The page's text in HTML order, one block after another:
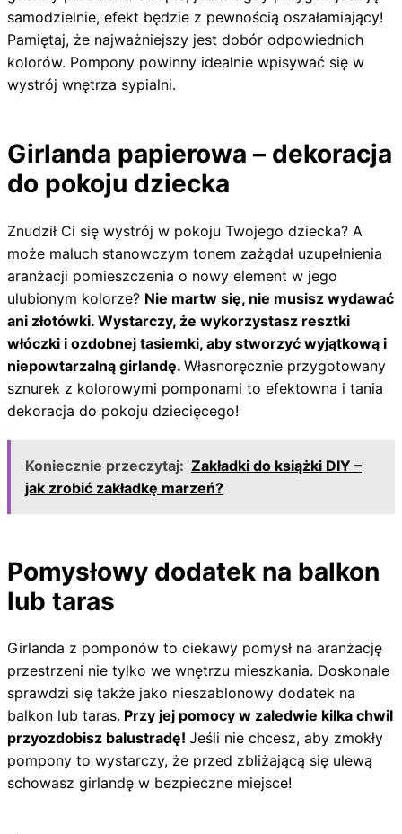
samodzielnie, efekt będzie z pewnością oszałamiający!
Pamiętaj, że najważniejszy jest dobór odpowiednich
kolorów. Pompony powinny idealnie wpisywać się w
wystrój wnętrza sypialni.
Girlanda papierowa – dekoracja
do pokoju dziecka
Znudził Ci się wystrój w pokoju Twojego dziecka? A
może maluch stanowczym tonem zażądał uzupełnienia
aranżacji pomieszczenia o nowy element w jego
ulubionym kolorze? Nie martw się, nie musisz wydawać
ani złotówki. Wystarczy, że wykorzystasz resztki
włóczki i ozdobnej tasiemki, aby stworzyć wyjątkową i
niepowtarzalną girlandę. Własnoręcznie przygotowany
sznurek z kolorowymi pomponami to efektowna i tania
dekoracja do pokoju dziecięcego!
Koniecznie przeczytaj: Zakładki do książki DIY –
jak zrobić zakładkę marzeń?
Pomysłowy dodatek na balkon
lub taras
Girlanda z pomponów to ciekawy pomysł na aranżację
przestrzeni nie tylko we wnętrzu mieszkania. Doskonale
sprawdzi się także jako nieszablonowy dodatek na
balkon lub taras. Przy jej pomocy w zaledwie kilka chwil
przyozdobisz balustradę! Jeśli nie chcesz, aby zmokły
pompony to wystarczy, że przed zbliżającą się ulewą
schowasz girlandę w bezpieczne miejsce!